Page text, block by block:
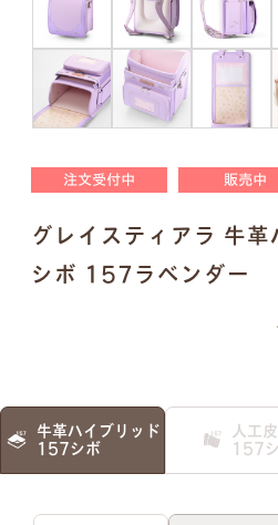
注文受付中 販売中
グレイスティアラ 牛
シボ 157ラベンダー
牛革ハイブリッド
157シボ
人工
157
明朝体 筆
違いないかご確認ください。
●様々なパターンで印字が可
例
例3）下の名前のみ 明朝体 例4